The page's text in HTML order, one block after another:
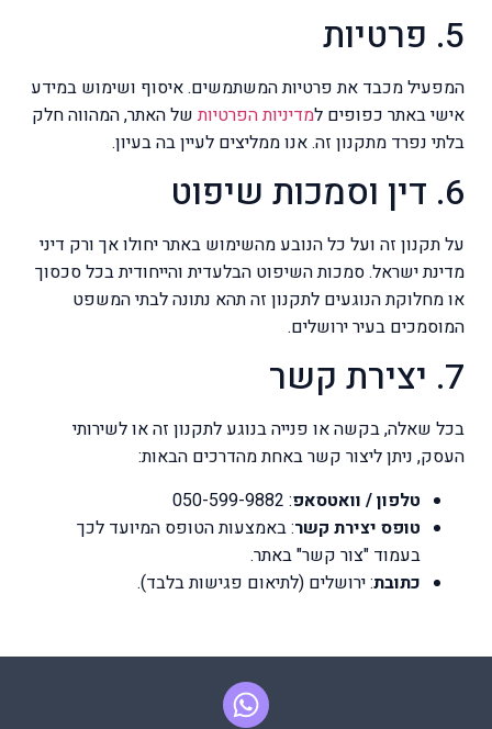
5. פרטיות
המפעיל מכבד את פרטיות המשתמשים. איסוף ושימוש במידע
אישי באתר כפופים למדיניות הפרטיותשל האתר, המהווה חלק
בלתי נפרד מתקנון זה. אנו ממליצים לעיין בה בעיון.
6. דין וסמכות שיפוט
על תקנון זה ועל כל הנובע מהשימוש באתר יחולו אך ורק דיני
מדינת ישראל. סמכות השיפוט הבלעדית והייחודית בכל סכסוך
או מחלוקת הנוגעים לתקנון זה תהא נתונה לבתי המשפט
המוסמכים בעיר ירושלים.
7. יצירת קשר
בכל שאלה, בקשה או פנייה בנוגע לתקנון זה או לשירותי
העסק, ניתן ליצור קשר באחת מהדרכים הבאות:
טלפון / וואטסאפ: 050-599-9882
טופס יצירת קשר: באמצעות הטופס המיועד לכך
בעמוד "צור קשר" באתר.
כתובת: ירושלים (לתיאום פגישות בלבד).